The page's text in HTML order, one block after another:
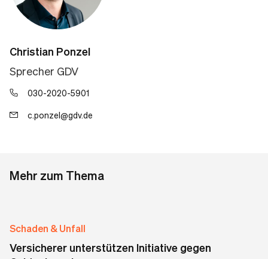
Christian Ponzel
Sprecher GDV
030-2020-5901
c.ponzel@gdv.de
Mehr zum Thema
Schaden & Unfall
Versicherer unterstützen Initiative gegen